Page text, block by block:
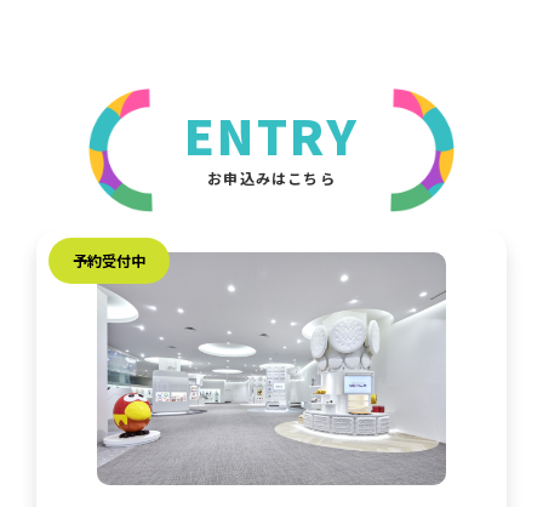
ENTRY
お申込みはこちら
予約受付中